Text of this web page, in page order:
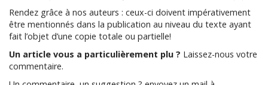
Rendez grâce à nos auteurs : ceux-ci doivent impérativement
être mentionnés dans la publication au niveau du texte ayant
fait l’objet d’une copie totale ou partielle!
Un article vous a particulièrement plu ? Laissez-nous votre
commentaire.